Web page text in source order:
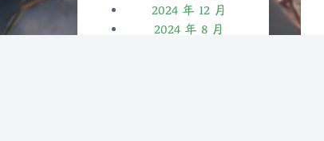
2024 年 12 月
2024 年 8 月